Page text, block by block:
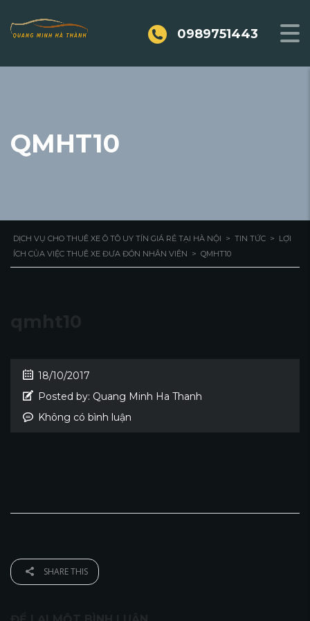
0989751443
QMHT10
DỊCH VỤ CHO THUÊ XE Ô TÔ UY TÍN GIÁ RẺ TẠI HÀ NỘI > TIN TỨC > LỢI
ÍCH CỦA VIỆC THUÊ XE ĐƯA ĐÓN NHÂN VIÊN > QMHT10
18/10/2017
Posted by: Quang Minh Ha Thanh
Không có bình luận
SHARE THIS